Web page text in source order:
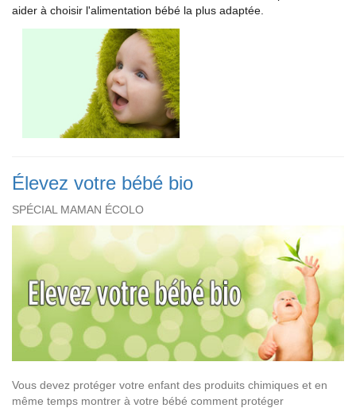
aider à choisir l'alimentation bébé la plus adaptée.
Élevez votre bébé bio
SPÉCIAL MAMAN ÉCOLO
Vous devez protéger votre enfant des produits chimiques et en
même temps montrer à votre bébé comment protéger